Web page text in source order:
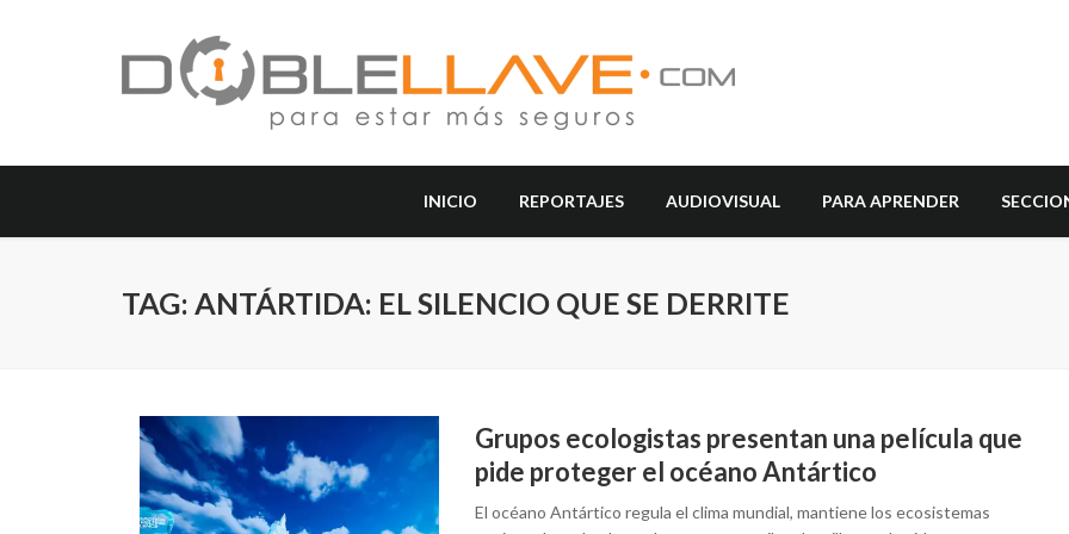
INICIO REPORTAJES AUDIOVISUAL PARA APRENDER
TAG: ANTÁRTIDA: EL SILENCIO QUE SE DERRITE
Grupos ecologistas presentan una película que
pide proteger el océano Antártico
El océano Antártico regula el clima mundial, mantiene los ecosistemas